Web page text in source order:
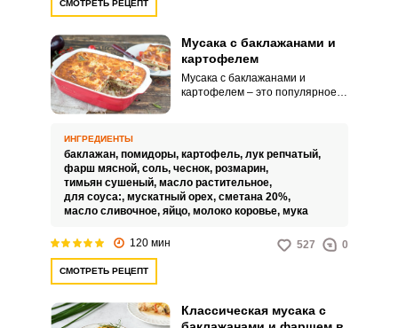
помидорами.Совет по
ингредиентам:Используйте
фарш из смеси свинины и
говядины.
СМОТРЕТЬ РЕЦЕПТ
Мусака с баклажанами и
картофелем
Мусака с баклажанами и
картофелем – это популярное
кулинары. Процесс
приготовления достаточно
длительный, но потрясающий
результат того стоит.
ИНГРЕДИЕНТЫ
баклажан, помидоры, картофель, лук репчатый,
фарш мясной, соль, чеснок, розмарин,
тимьян сушеный, масло растительное,
для соуса:, мускатный орех, сметана 20%,
масло сливочное, яйцо, молоко коровье, мука
120 мин 527 0
СМОТРЕТЬ РЕЦЕПТ
Классическая мусака с